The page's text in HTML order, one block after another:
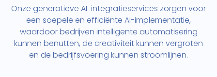
Onze generatieve AI-integratieservices zorgen voor
een soepele en efficiënte AI-implementatie,
waardoor bedrijven intelligente automatisering
kunnen benutten, de creativiteit kunnen vergroten
en de bedrijfsvoering kunnen stroomlijnen.